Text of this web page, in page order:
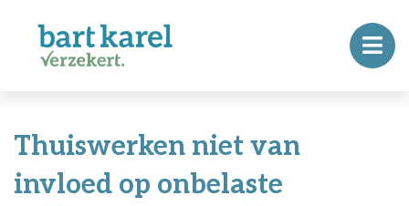
Thuiswerken niet van
invloed op onbelaste